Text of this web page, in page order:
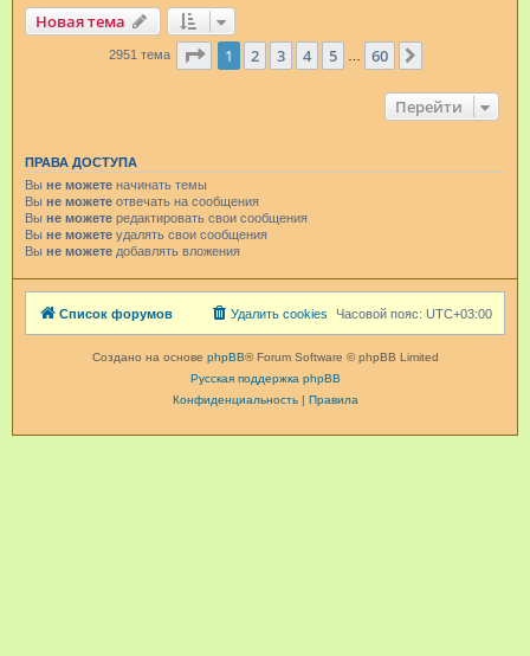
Новая тема
2951 тема Страница из 60
1 2 3 4 5 60
Перейти
ПРАВА ДОСТУПА
Вы не можете начинать темы
Вы не можете отвечать на сообщения
Вы не можете редактировать свои сообщения
Вы не можете удалять свои сообщения
Вы не можете добавлять вложения
Список форумов Часовой пояс: UTC+03:00
Удалить cookies
Создано на основе phpBB® Forum Software © phpBB Limited
Русская поддержка phpBB
Конфиденциальность| Правила